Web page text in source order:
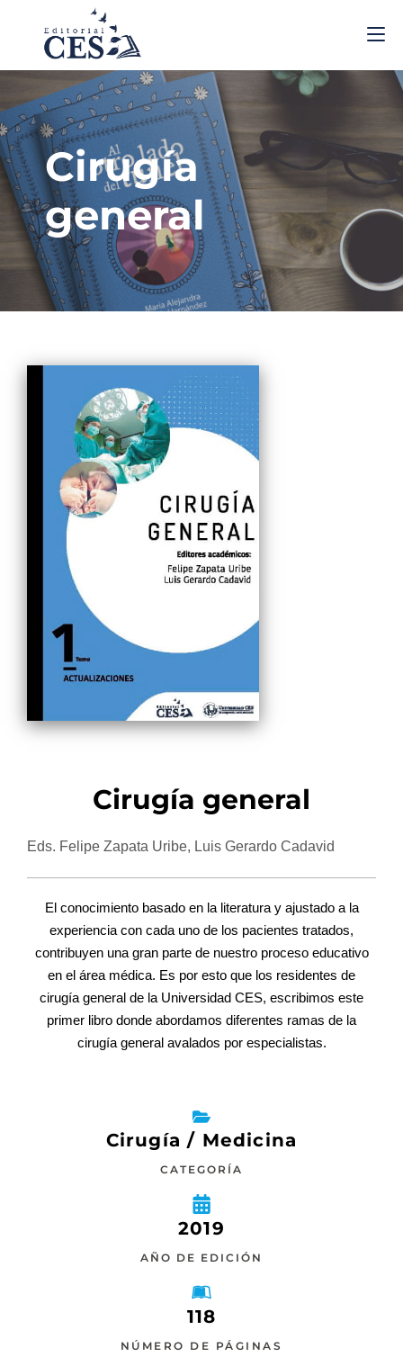
Cirugía
general
Cirugía general
Eds. Felipe Zapata Uribe, Luis Gerardo Cadavid
El conocimiento basado en la literatura y ajustado a la
experiencia con cada uno de los pacientes tratados,
contribuyen una gran parte de nuestro proceso educativo
en el área médica. Es por esto que los residentes de
cirugía general de la Universidad CES, escribimos este
primer libro donde abordamos diferentes ramas de la
cirugía general avalados por especialistas.
Cirugía / Medicina
CATEGORÍA
2019
AÑO DE EDICIÓN
118
NÚMERO DE PÁGINAS